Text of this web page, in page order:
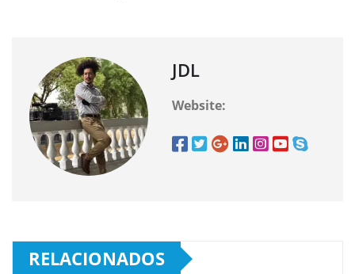
JDL
Website:
RELACIONADOS